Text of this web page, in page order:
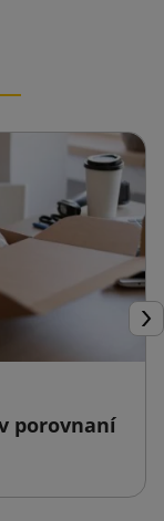
porovnaní